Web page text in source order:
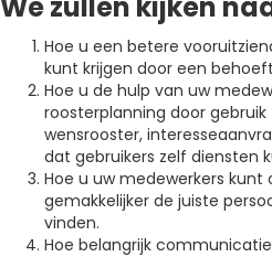
Hoe u een betere
kunt krijgen door een
Hoe u de hulp van uw
roosterplanning door
wensrooster,
dat gebruikers zelf diensten
Hoe u uw medewerkers kunt
gemakkelijker de juiste
vinden.
Hoe belangrijk